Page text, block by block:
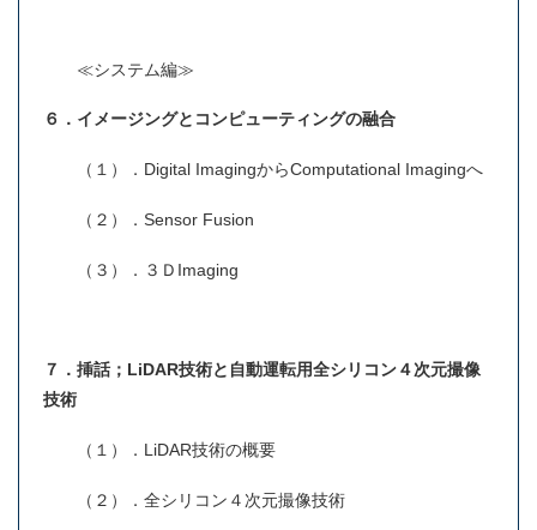
≪システム編≫
６．イメージングとコンピューティングの融合
（１）．Digital ImagingからComputational Imagingへ
（２）．Sensor Fusion
（３）．３ＤImaging
７．挿話；LiDAR技術と自動運転用全シリコン４次元撮像
技術
（１）．LiDAR技術の概要
（２）．全シリコン４次元撮像技術